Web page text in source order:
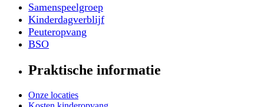
Samenspeelgroep
Kinderdagverblijf
Peuteropvang
BSO
Praktische informatie
Onze locaties